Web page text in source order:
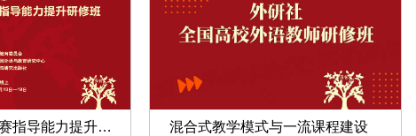
指导能力提升研
混合式教学模式与一流课程建设